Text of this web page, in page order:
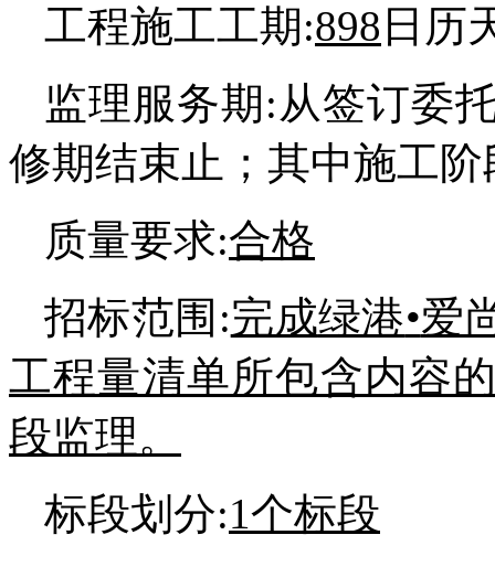
工程施工工期:898 日历
监理服务期:从签订委
修期结束止；其中施工
质量要求:合格
招标范围:完成绿港•爱
工程量清单所包含内容
段监理。
标段划分:1个标段